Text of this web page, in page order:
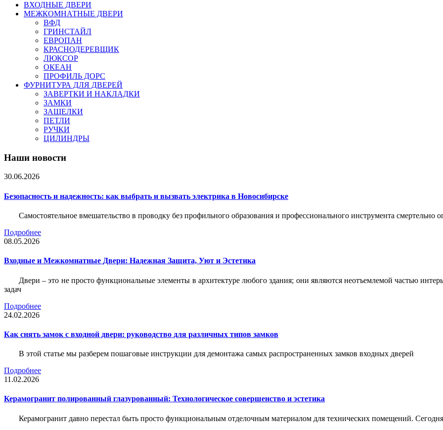
ВХОДНЫЕ ДВЕРИ
МЕЖКОМНАТНЫЕ ДВЕРИ
ВФД
ГРИНСТАЙЛ
ЕВРОПАН
КРАСНОДЕРЕВЩИК
ЛЮКСОР
ОКЕАН
ПРОФИЛЬ ДОРС
ФУРНИТУРА ДЛЯ ДВЕРЕЙ
ЗАВЕРТКИ И НАКЛАДКИ
ЗАМКИ
ЗАЩЕЛКИ
ПЕТЛИ
РУЧКИ
ЦИЛИНДРЫ
Наши новости
30.06.2026
Безопасность и надежность: как выбрать и вызвать электрика в Новосибирске
Самостоятельное вмешательство в проводку без профильного образования и профессионального инструмента смертельно
Подробнее
08.05.2026
Входные и Межкомнатные Двери: Надежная Защита, Уют и Эстетика
Двери – это не просто функциональные элементы в архитектуре любого здания; они являются неотъемлемой частью
задач
Подробнее
24.02.2026
Как снять замок с входной двери: руководство для различных типов замков
В этой статье мы разберем пошаговые инструкции для демонтажа самых распространенных замков входных дверей
Подробнее
11.02.2026
Керамогранит полированный глазурованный: Технологическое совершенство и эстетика
Керамогранит давно перестал быть просто функциональным отделочным материалом для технических помещений.